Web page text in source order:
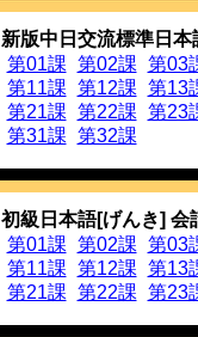
TOP画面に
お願いします
20130920
スズキクン
た。出力結
す。
20130909
アクセス履歴
20130825
OJADの英語
20130704
アクセス履歴
20130612
アクセス履歴
20130522
スズキクン
ターンが疑問
20130503
名詞を追加し
教科書「初級
アクセス履歴
新版中日交流標準日
第01課 第02課 第03
第11課 第12課 第13
第21課 第22課 第23
第31課 第32課
初級日本語[げんき]
第01課 第02課 第03
第11課 第12課 第13
第21課 第22課 第23